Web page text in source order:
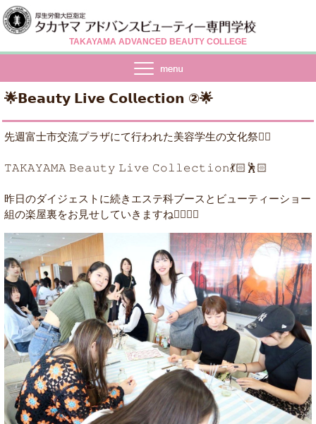
TAKAYAMA ADVANCED BEAUTY COLLEGE
🌟𝗕𝗲𝗮𝘂𝘁𝘆 𝗟𝗶𝘃𝗲 𝗖𝗼𝗹𝗹𝗲𝗰𝘁𝗶𝗼𝗻 ②🌟
先週富士市交流プラザにて行われた美容学生の文化祭☝🏻
𝚃𝙰𝙺𝙰𝚈𝙰𝙼𝙰 𝙱𝚎𝚊𝚞𝚝𝚢 𝙻𝚒𝚟𝚎 𝙲𝚘𝚕𝚕𝚎𝚌𝚝𝚒𝚘𝚗💃🏻🕺🏻
昨日のダイジェストに続きエステ科ブースとビューティーショー
組の楽屋裏をお見せしていきますね💁🏻‍♀️✨